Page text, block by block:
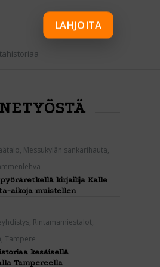
, Messukylän sankarihauta,
kirjailija Kalle
aikoja muistellen
, Rintamamiestalot,
,Tampere
kesäisellä
Tampereella
LAHJOITA